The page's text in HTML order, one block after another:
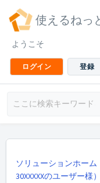
使えるねっ
ようこそ
ログイン 登録
ソリューションホーム
30XXXXXのユーザー様）